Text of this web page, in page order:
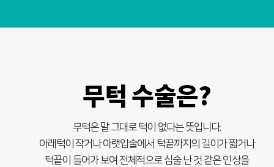
무턱 수술은?
무턱은 말 그대로 턱이 없다는 뜻입니다.
아래턱이 작거나 아랫입술에서 턱끝까지의 길이가 짧거나
턱끝이 들어가 보여 전체적으로 심술 난 것 같은 인상을